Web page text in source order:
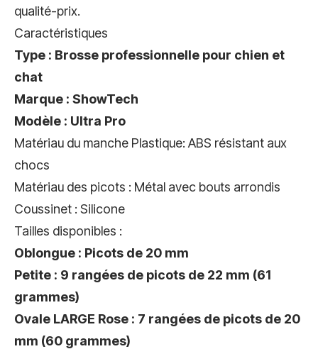
qualité-prix.
Caractéristiques
Type : Brosse professionnelle pour chien et
chat
Marque : ShowTech
Modèle : Ultra Pro
Matériau du manche Plastique: ABS résistant aux
chocs
Matériau des picots : Métal avec bouts arrondis
Coussinet : Silicone
Tailles disponibles :
Oblongue : Picots de 20 mm
Petite : 9 rangées de picots de 22 mm (61
grammes)
Ovale LARGE Rose : 7 rangées de picots de 20
mm (60 grammes)